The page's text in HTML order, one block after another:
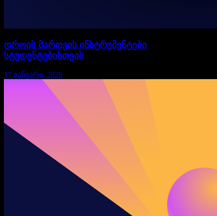
დროის მართვის ინსტრუმენტები
სტუდენტებისთვის
17 იანვარი, 2026